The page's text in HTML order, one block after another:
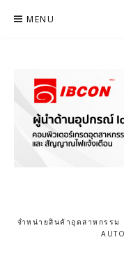
MENU
จำหน่ายสินค้าอุตสาหกรรม